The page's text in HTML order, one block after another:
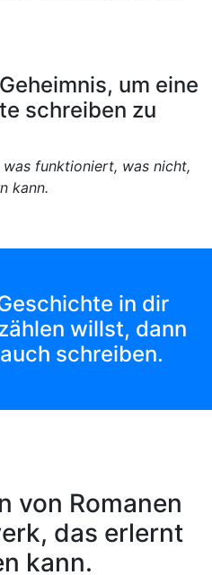
um eine
schreiben zu
funktioniert, was nicht,
kann.
in dir
willst, dann
schreiben.
von Romanen
das erlernt
kann.